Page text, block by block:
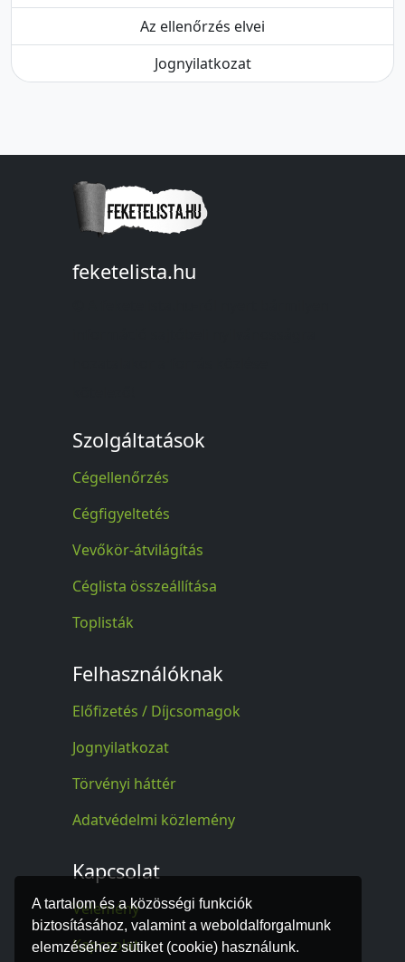
A tartalom és a közösségi funkciók
biztosításához, valamint a weboldalforgalmunk
elemzéséhez sütiket (cookie) használunk.
Az ellenőrzés elvei
Jognyilatkozat
feketelista.hu
Szolgáltatások
Cégellenőrzés
Cégfigyeltetés
Vevőkör-átvilágítás
Céglista összeállítása
Toplisták
Felhasználóknak
Előfizetés / Díjcsomagok
Jognyilatkozat
Törvényi háttér
Adatvédelmi közlemény
Kapcsolat
Vélemény
Kapcsolat